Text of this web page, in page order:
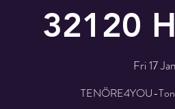
32120
Fri 17 Jan
TENÖRE4YOU-